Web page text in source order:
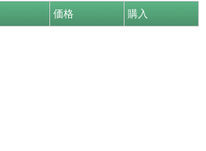
価格
購入